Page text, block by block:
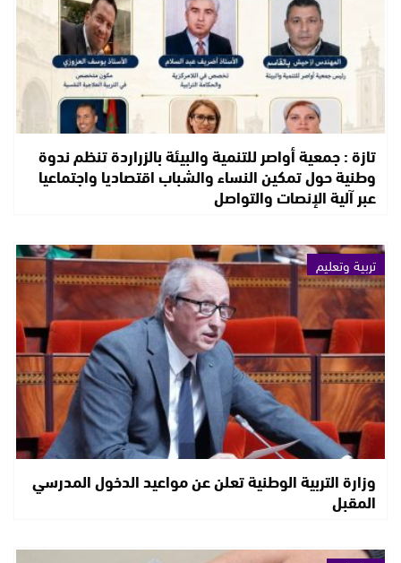
تازة : جمعية أواصر للتنمية والبيئة بالزراردة تنظم ندوة
وطنية حول تمكين النساء والشباب اقتصاديا واجتماعيا
عبر آلية الإنصات والتواصل
تربية وتعليم
وزارة التربية الوطنية تعلن عن مواعيد الدخول المدرسي
المقبل